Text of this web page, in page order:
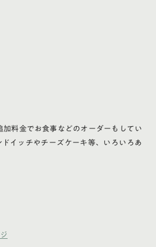
料金でお食事などのオーダーもしてい
イッチやチーズケーキ等、いろいろあ